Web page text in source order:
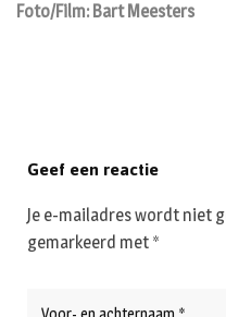
Foto/Film: Bart Meesters
Geef een reactie
Je e-mailadres wordt niet
gemarkeerd met *